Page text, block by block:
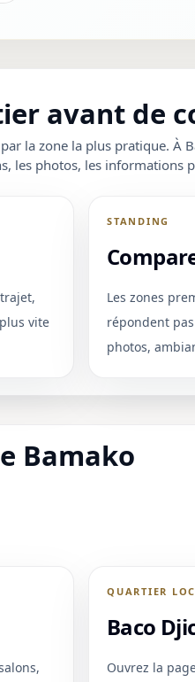
avant de
la zone la plus pratique. À
les photos, les informations
vite
STANDING
Les zones
répondent
photos,
Bamako
QUARTIER
Baco
Ouvrez la